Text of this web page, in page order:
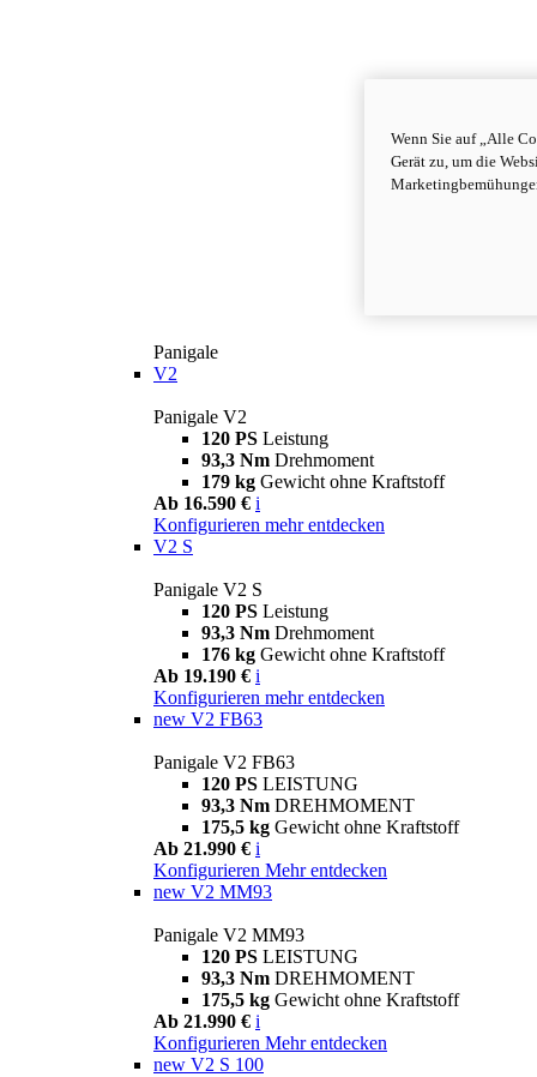
Panigale
V2
Panigale V2
120 PS Leistung
93,3 Nm Drehmoment
179 kg Gewicht ohne Kraftstoff
Ab 16.590 € i
Konfigurieren mehr entdecken
V2 S
Panigale V2 S
120 PS Leistung
93,3 Nm Drehmoment
176 kg Gewicht ohne Kraftstoff
Ab 19.190 € i
Konfigurieren mehr entdecken
new V2 FB63
Panigale V2 FB63
120 PS LEISTUNG
93,3 Nm DREHMOMENT
175,5 kg Gewicht ohne Kraftstoff
Ab 21.990 € i
Konfigurieren Mehr entdecken
new V2 MM93
Panigale V2 MM93
120 PS LEISTUNG
93,3 Nm DREHMOMENT
175,5 kg Gewicht ohne Kraftstoff
Ab 21.990 € i
Konfigurieren Mehr entdecken
new V2 S 100
Wenn Sie auf „Alle
Gerät zu, um die